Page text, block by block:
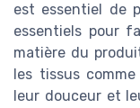
est essentiel de
essentiels pour
matière du
les tissus
leur douceur et